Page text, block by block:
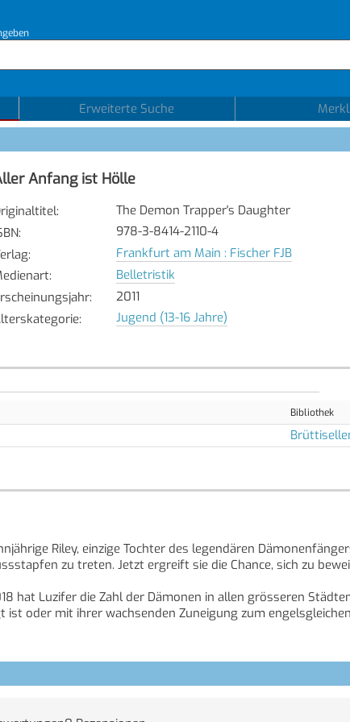
Erweiterte Suche
Anfang ist Hölle
:
The Demon Trapper's Daughter
:
978-3-8414-2110-4
:
Frankfurt am Main : Fischer FJB
:
Belletristik
:
2011
: Jugend (13-16 Jahre)
Bibliothek
Riley, einzige Tochter des legendären
zu treten. Jetzt ergreift sie die Chance, sich zu
hat Luzifer die Zahl der Dämonen in allen grösseren
ist oder mit ihrer wachsenden Zuneigung zum
um geplagte Bürger vor Höllenbrut zu bewahren – nur
Zukunft vor sich, als sie sich jemals vorzustellen vermocht